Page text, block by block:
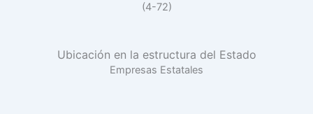
(4-72)
Ubicación en la estructura del Estado
Empresas Estatales